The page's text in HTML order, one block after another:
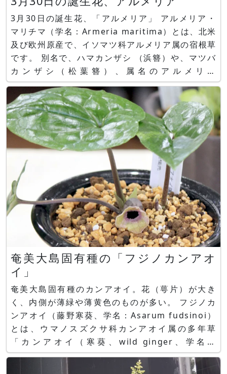
3月30日の誕生花、「アルメリア」 アルメリア・
マリチマ（学名：Armeria maritima）とは、北米
及び欧州原産で、イソマツ科アルメリア属の宿根草
です。 別名で、ハマカンザシ （浜簪）や、マツバ
カンザシ（松葉簪）、属名のアルメリア
（Armeria）、学名のアルメリア・マリチマ
（Armeria maritima）、ブルガリス、シーピンク
（sea pink）とも呼ばれます。 塩分に強い海洋性
奄美大島固有種の「フジノカンアオ
イ」
奄美大島固有種のカンアオイ。花（萼片）が大き
く、内側が薄緑や薄黄色のものが多い。 フジノカ
ンアオイ（藤野寒葵、学名：Asarum fudsinoi）
とは、ウマノスズクサ科カンアオイ属の多年草
「カンアオイ（寒葵、wild ginger、学名：
Asarum） 」 の一品種で、奄美大島固有種です。
奄美大島の樹木下に自生します。 他の寒葵に比べ